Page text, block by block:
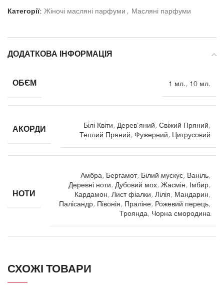
Категорії: Жіночі масляні парфуми , Масляні парфуми
ДОДАТКОВА ІНФОРМАЦІЯ
ОБ`ЄМ 1 мл., 10 мл.
АКОРДИ Білі Квіти, Дерев'яний, Свіжий Пряний,
Теплий Пряний, Фужерний, Цитрусовий
НОТИ
Амбра, Бергамот, Білий мускус, Ваніль,
Деревні ноти, Дубовий мох, Жасмін, Імбир,
Кардамон, Лист фіалки, Лілія, Мандарин,
Палісандр, Півонія, Праліне, Рожевий перець,
Троянда, Чорна смородина
СХОЖІ ТОВАРИ